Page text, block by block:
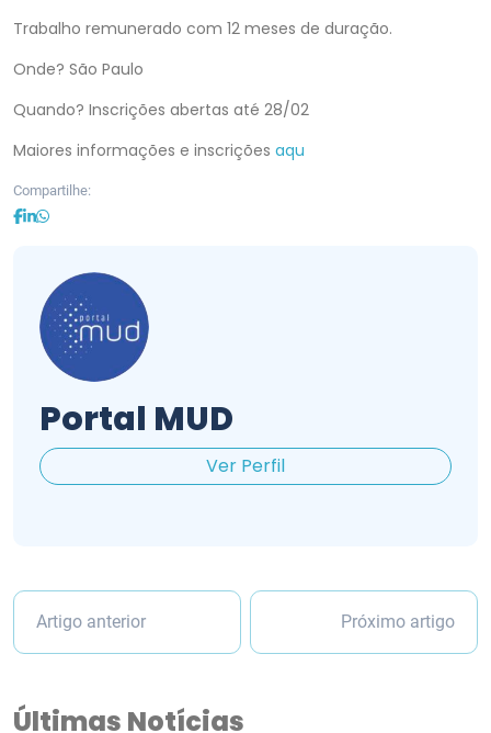
Trabalho remunerado com 12 meses de duração.
Onde? São Paulo
Quando? Inscrições abertas até 28/02
Maiores informações e inscrições aqu
Compartilhe:
Portal MUD
Ver Perfil
Artigo anterior Próximo artigo
Últimas Notícias